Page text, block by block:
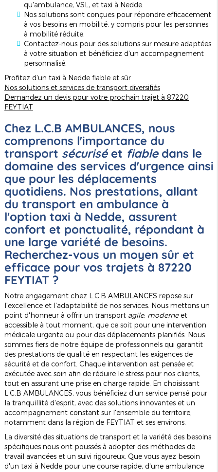
qu'ambulance, VSL, et taxi à Nedde.
Nos solutions sont conçues pour répondre efficacement
à vos besoins en mobilité, y compris pour les personnes
à mobilité réduite.
Contactez-nous pour des solutions sur mesure adaptées
à votre situation et bénéficiez d'un accompagnement
personnalisé.
Profitez d'un taxi à Nedde fiable et sûr
Nos solutions et services de transport diversifiés
Demandez un devis pour votre prochain trajet à 87220
FEYTIAT
Chez L.C.B AMBULANCES, nous
comprenons l'importance du
transport sécuriséet fiabledans le
domaine des services d'urgence ainsi
que pour les déplacements
quotidiens. Nos prestations, allant
du transport en ambulance à
l'option taxi à Nedde, assurent
confort et ponctualité, répondant à
une large variété de besoins.
Recherchez-vous un moyen sûr et
efficace pour vos trajets à 87220
FEYTIAT ?
Notre engagement chez L.C.B AMBULANCES repose sur
l'excellence et l'adaptabilité de nos services. Nous mettons un
point d'honneur à offrir un transport agile, moderneet
accessible à tout moment, que ce soit pour une intervention
médicale urgente ou pour des déplacements planifiés. Nous
sommes fiers de notre équipe de professionnels qui garantit
des prestations de qualité en respectant les exigences de
sécurité et de confort. Chaque intervention est pensée et
exécutée avec soin afin de réduire le stress pour nos clients,
tout en assurant une prise en charge rapide. En choisissant
L.C.B AMBULANCES, vous bénéficiez d'un service pensé pour
la tranquillité d'esprit, avec des solutions innovantes et un
accompagnement constant sur l'ensemble du territoire,
notamment dans la région de FEYTIAT et ses environs.
La diversité des situations de transport et la variété des besoins
spécifiques nous ont poussés à adopter des méthodes de
travail avancées et un suivi rigoureux. Que vous ayez besoin
d'un taxi à Nedde pour une course rapide, d'une ambulance